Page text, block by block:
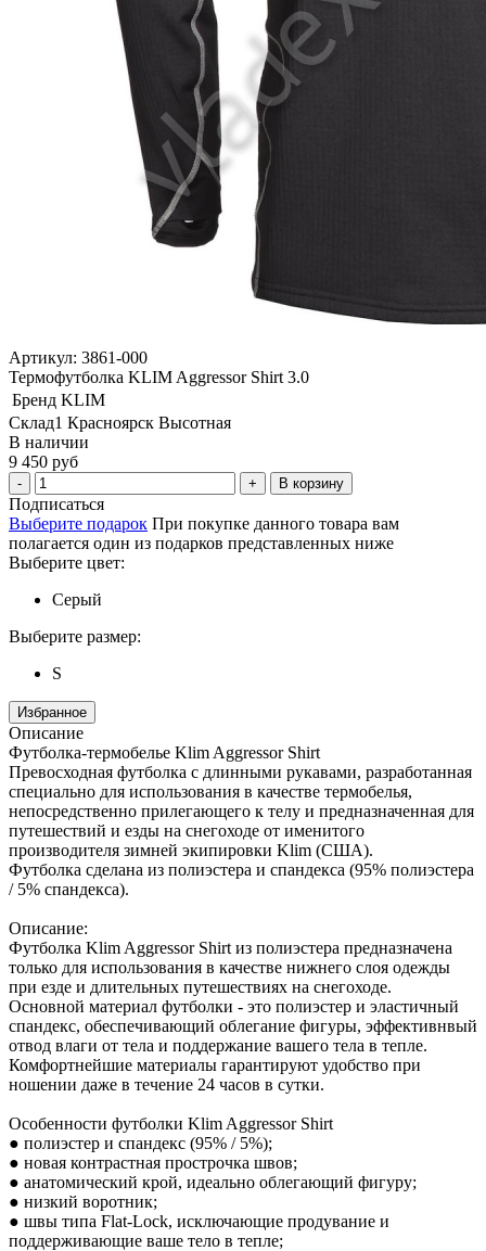
Артикул: 3861-000
Термофутболка KLIM Aggressor Shirt 3.0
Бренд KLIM
Склад1 Красноярск Высотная
В наличии
9 450 руб
В корзину
Подписаться
Выберите подарок При покупке данного товара вам
полагается один из подарков представленных ниже
Выберите цвет:
Серый
Выберите размер:
S
Избранное
Описание
Футболка-термобелье Klim Aggressor Shirt
Превосходная футболка с длинными рукавами, разработанная
специально для использования в качестве термобелья,
непосредственно прилегающего к телу и предназначенная для
путешествий и езды на снегоходе от именитого
производителя зимней экипировки Klim (США).
Футболка сделана из полиэстера и спандекса (95% полиэстера
/ 5% спандекса).
Описание:
Футболка Klim Aggressor Shirt из полиэстера предназначена
только для использования в качестве нижнего слоя одежды
при езде и длительных путешествиях на снегоходе.
Основной материал футболки - это полиэстер и эластичный
спандекс, обеспечивающий облегание фигуры, эффективнвый
отвод влаги от тела и поддержание вашего тела в тепле.
Комфортнейшие материалы гарантируют удобство при
ношении даже в течение 24 часов в сутки.
Особенности футболки Klim Aggressor Shirt
● полиэстер и спандекс (95% / 5%);
● новая контрастная прострочка швов;
● анатомический крой, идеально облегающий фигуру;
● низкий воротник;
● швы типа Flat-Lock, исключающие продувание и
поддерживающие ваше тело в тепле;